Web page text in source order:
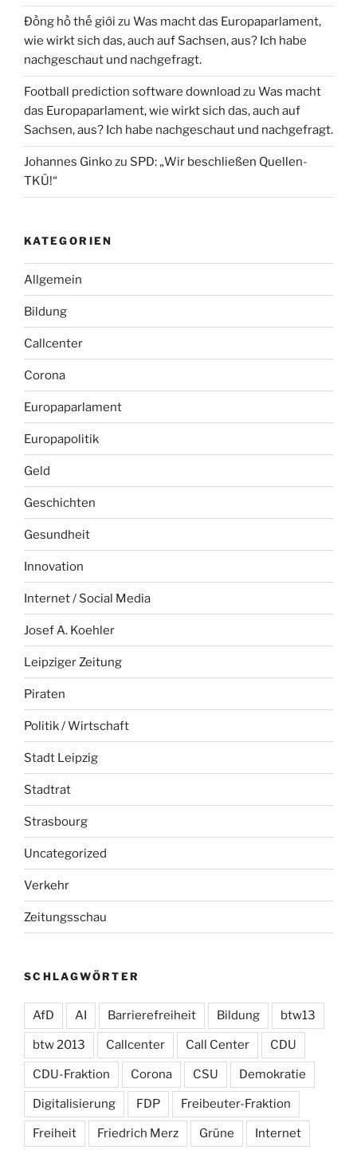
Đồng hồ thế giới zu Was macht das Europaparlament,
wie wirkt sich das, auch auf Sachsen, aus? Ich habe
nachgeschaut und nachgefragt.
Football prediction software download zu Was macht
das Europaparlament, wie wirkt sich das, auch auf
Sachsen, aus? Ich habe nachgeschaut und nachgefragt.
Johannes Ginkozu SPD: „Wir beschließen Quellen-
TKÜ!“
KATEGORIEN
Allgemein
Bildung
Callcenter
Corona
Europaparlament
Europapolitik
Geld
Geschichten
Gesundheit
Innovation
Internet / Social Media
Josef A. Koehler
Leipziger Zeitung
Piraten
Politik / Wirtschaft
Stadt Leipzig
Stadtrat
Strasbourg
Uncategorized
Verkehr
Zeitungsschau
SCHLAGWÖRTER
AfD AI Barrierefreiheit Bildung btw13
btw 2013 Callcenter Call Center CDU
CDU-Fraktion Corona CSU Demokratie
Digitalisierung FDP Freibeuter-Fraktion
Freiheit Friedrich Merz Grüne Internet